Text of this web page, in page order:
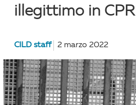
illegittimo in CPR
CILD staff 2 marzo 2022